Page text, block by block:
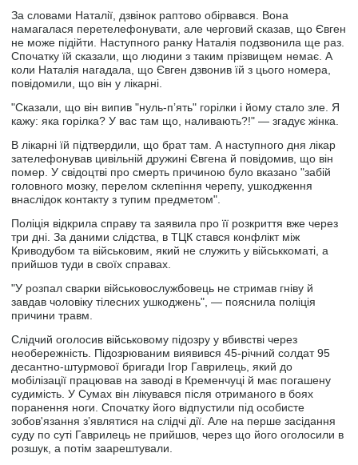
За словами Наталії, дзвінок раптово обірвався. Вона
намагалася перетелефонувати, але черговий сказав, що Євген
не може підійти. Наступного ранку Наталія подзвонила ще раз.
Спочатку їй сказали, що людини з таким прізвищем немає. А
коли Наталія нагадала, що Євген дзвонив їй з цього номера,
повідомили, що він у лікарні.
"Сказали, що він випив "нуль-пʼять" горілки і йому стало зле. Я
кажу: яка горілка? У вас там що, наливають?!" — згадує жінка.
В лікарні їй підтвердили, що брат там. А наступного дня лікар
зателефонував цивільній дружині Євгена й повідомив, що він
помер. У свідоцтві про смерть причиною було вказано "забій
головного мозку, перелом склепіння черепу, ушкодження
внаслідок контакту з тупим предметом".
Поліція відкрила справу та заявила про її розкриття вже через
три дні. За даними слідства, в ТЦК стався конфлікт між
Криводубом та військовим, який не служить у військкоматі, а
прийшов туди в своїх справах.
"У розпал сварки військовослужбовець не стримав гніву й
завдав чоловіку тілесних ушкоджень", — пояснила поліція
причини травм.
Слідчий оголосив військовому підозру у вбивстві через
необережність. Підозрюваним виявився 45-річний солдат 95
десантно-штурмової бригади Ігор Гаврилець, який до
мобілізації працював на заводі в Кременчуці й має погашену
судимість. У Сумах він лікувався після отриманого в боях
поранення ноги. Спочатку його відпустили під особисте
зобов'язання з’являтися на слідчі дії. Але на перше засідання
суду по суті Гаврилець не прийшов, через що його оголосили в
розшук, а потім заарештували.